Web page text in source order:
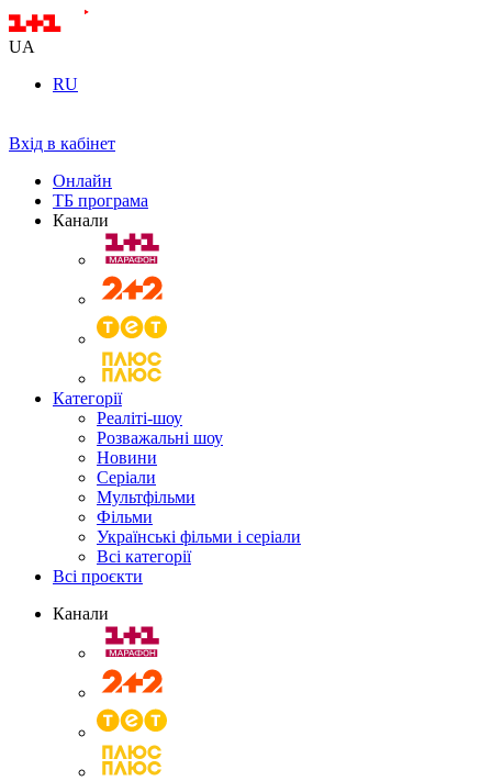
UA
RU
Вхід в кабінет
Онлайн
ТБ програма
Канали
Категорії
Реаліті-шоу
Розважальні шоу
Новини
Серіали
Мультфільми
Фільми
Українські фільми і серіали
Всі категорії
Всі проєкти
Канали